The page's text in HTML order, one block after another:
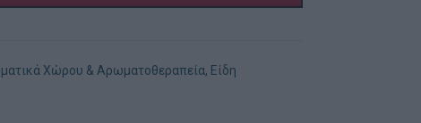
Χώρου & Αρωματοθεραπεία, Είδη